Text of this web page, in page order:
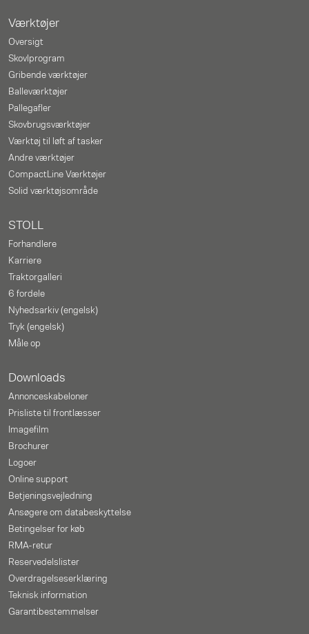
Værktøjer
Oversigt
Skovlprogram
Gribende værktøjer
Balleværktøjer
Pallegafler
Skovbrugsværktøjer
Værktøj til løft af tasker
Andre værktøjer
CompactLine Værktøjer
Solid værktøjsområde
STOLL
Forhandlere
Karriere
Traktorgalleri
6 fordele
Nyhedsarkiv (engelsk)
Tryk (engelsk)
Måle op
Downloads
Annonceskabeloner
Prisliste til frontlæsser
Imagefilm
Brochurer
Logoer
Online support
Betjeningsvejledning
Ansøgere om databeskyttelse
Betingelser for køb
RMA-retur
Reservedelslister
Overdragelseserklæring
Teknisk information
Garantibestemmelser